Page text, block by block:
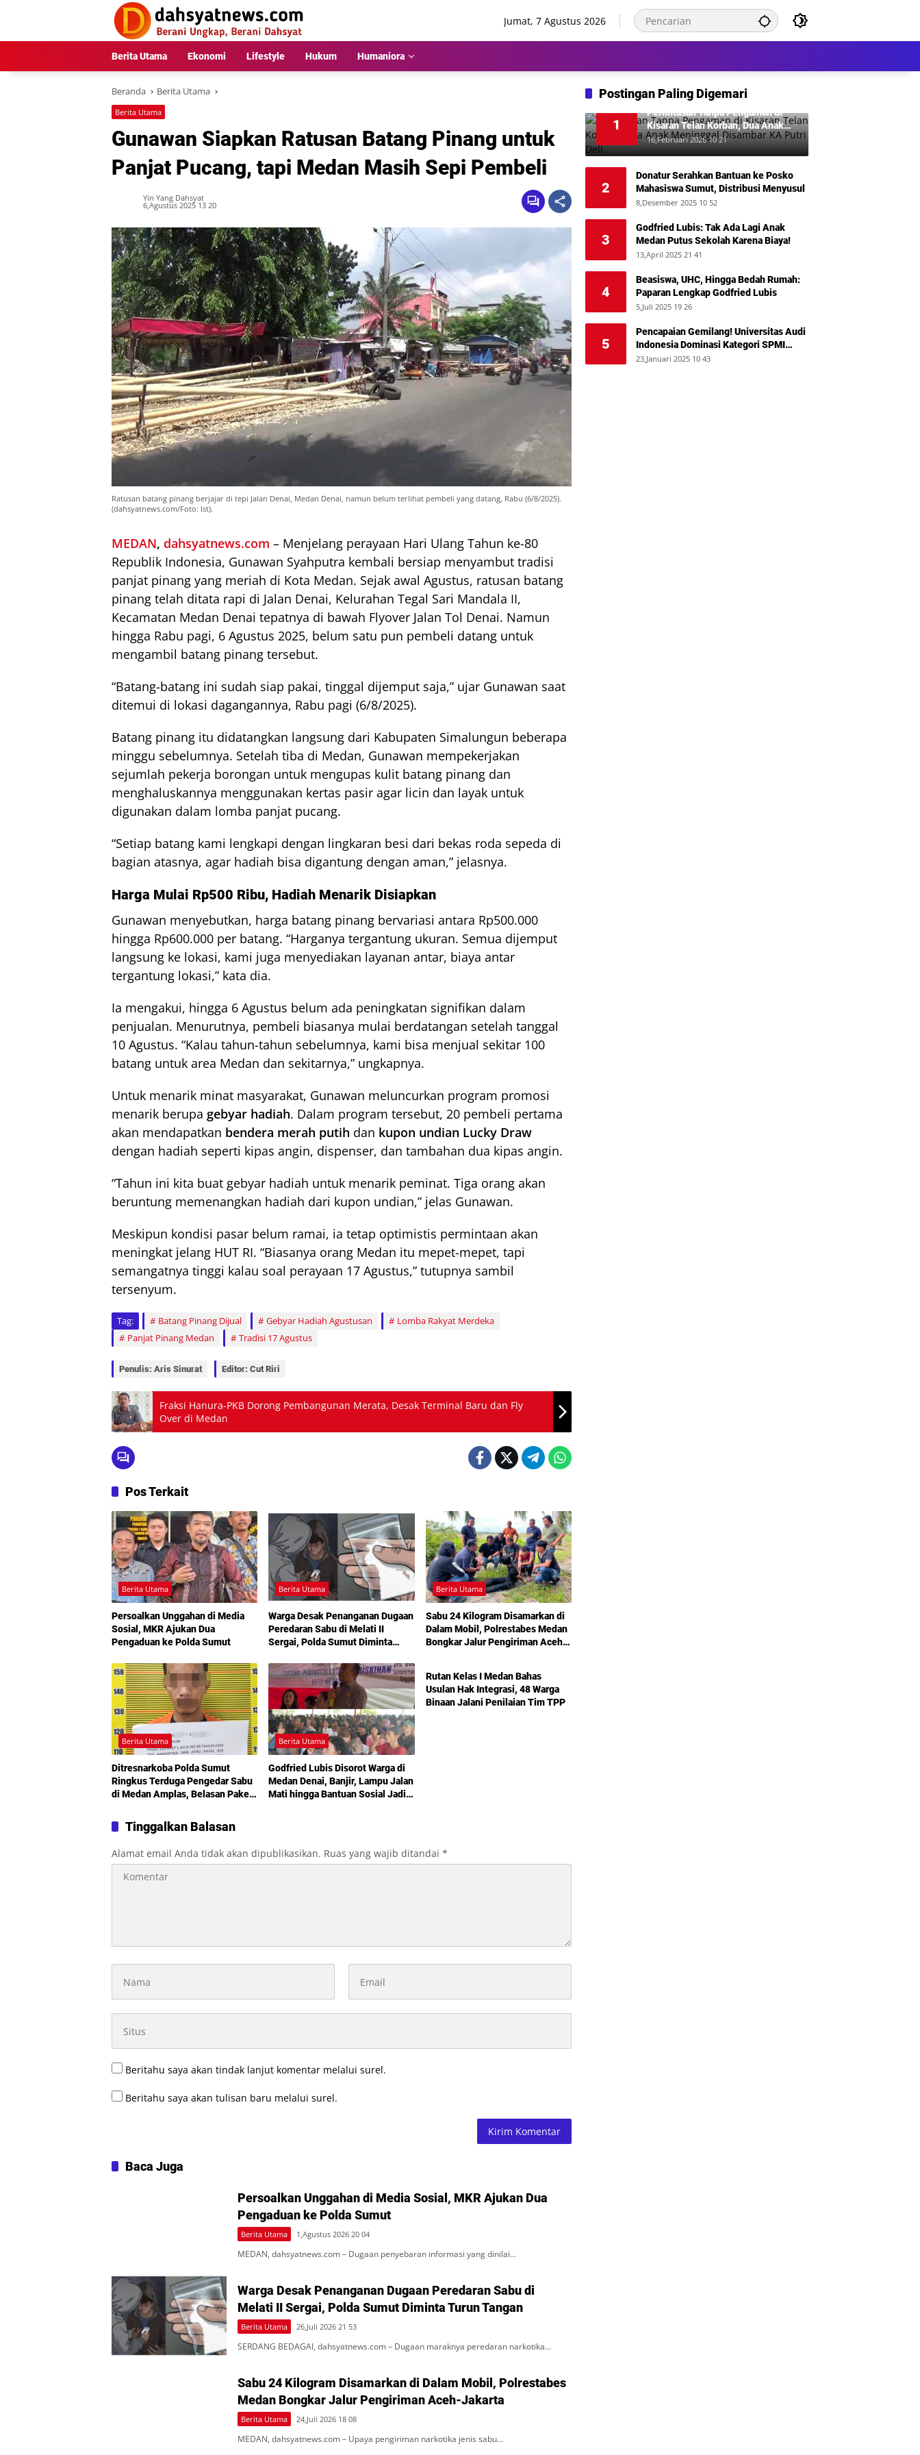
Jumat, 7 Agustus 2026
Berita Utama Ekonomi Lifestyle Hukum Humaniora
Beranda Berita Utama
Berita Utama
Gunawan Siapkan Ratusan Batang Pinang untuk
Panjat Pucang, tapi Medan Masih Sepi Pembeli
Yin Yang Dahsyat
6,Agustus 2025 13 20
Ratusan batang pinang berjajar di tepi Jalan Denai, Medan Denai, namun belum terlihat pembeli yang datang, Rabu (6/8/2025).
(dahsyatnews.com/Foto: Ist).
MEDAN, dahsyatnews.com – Menjelang perayaan Hari Ulang Tahun ke-80
Republik Indonesia, Gunawan Syahputra kembali bersiap menyambut tradisi
panjat pinang yang meriah di Kota Medan. Sejak awal Agustus, ratusan batang
pinang telah ditata rapi di Jalan Denai, Kelurahan Tegal Sari Mandala II,
Kecamatan Medan Denai tepatnya di bawah Flyover Jalan Tol Denai. Namun
hingga Rabu pagi, 6 Agustus 2025, belum satu pun pembeli datang untuk
mengambil batang pinang tersebut.
“Batang-batang ini sudah siap pakai, tinggal dijemput saja,” ujar Gunawan saat
ditemui di lokasi dagangannya, Rabu pagi (6/8/2025).
Batang pinang itu didatangkan langsung dari Kabupaten Simalungun beberapa
minggu sebelumnya. Setelah tiba di Medan, Gunawan mempekerjakan
sejumlah pekerja borongan untuk mengupas kulit batang pinang dan
menghaluskannya menggunakan kertas pasir agar licin dan layak untuk
digunakan dalam lomba panjat pucang.
“Setiap batang kami lengkapi dengan lingkaran besi dari bekas roda sepeda di
bagian atasnya, agar hadiah bisa digantung dengan aman,” jelasnya.
Harga Mulai Rp500 Ribu, Hadiah Menarik Disiapkan
Gunawan menyebutkan, harga batang pinang bervariasi antara Rp500.000
hingga Rp600.000 per batang. “Harganya tergantung ukuran. Semua dijemput
langsung ke lokasi, kami juga menyediakan layanan antar, biaya antar
tergantung lokasi,” kata dia.
Ia mengakui, hingga 6 Agustus belum ada peningkatan signifikan dalam
penjualan. Menurutnya, pembeli biasanya mulai berdatangan setelah tanggal
10 Agustus. “Kalau tahun-tahun sebelumnya, kami bisa menjual sekitar 100
batang untuk area Medan dan sekitarnya,” ungkapnya.
Untuk menarik minat masyarakat, Gunawan meluncurkan program promosi
menarik berupa gebyar hadiah. Dalam program tersebut, 20 pembeli pertama
akan mendapatkan bendera merah putih dan kupon undian Lucky Draw
dengan hadiah seperti kipas angin, dispenser, dan tambahan dua kipas angin.
“Tahun ini kita buat gebyar hadiah untuk menarik peminat. Tiga orang akan
beruntung memenangkan hadiah dari kupon undian,” jelas Gunawan.
Meskipun kondisi pasar belum ramai, ia tetap optimistis permintaan akan
meningkat jelang HUT RI. “Biasanya orang Medan itu mepet-mepet, tapi
semangatnya tinggi kalau soal perayaan 17 Agustus,” tutupnya sambil
tersenyum.
Tag: Batang Pinang Dijual Gebyar Hadiah Agustusan
Lomba Rakyat Merdeka
Panjat Pinang Medan
Tradisi 17 Agustus
Penulis: Aris Sinurat Editor: Cut Riri
Fraksi Hanura-PKB Dorong Pembangunan Merata, Desak Terminal Baru dan Fly
Over di Medan
Pos Terkait
Berita Utama
Persoalkan Unggahan di Media
Sosial, MKR Ajukan Dua
Pengaduan ke Polda Sumut
Berita Utama
Warga Desak Penanganan Dugaan
Peredaran Sabu di Melati II
Sergai, Polda Sumut Diminta
Berita Utama
Sabu 24 Kilogram Disamarkan di
Dalam Mobil, Polrestabes Medan
Bongkar Jalur Pengiriman Aceh-
Berita Utama
Ditresnarkoba Polda Sumut
Ringkus Terduga Pengedar Sabu
di Medan Amplas, Belasan Paket
Berita Utama
Godfried Lubis Disorot Warga di
Medan Denai, Banjir, Lampu Jalan
Mati hingga Bantuan Sosial Jadi
Berita Utama
Rutan Kelas I Medan Bahas
Usulan Hak Integrasi, 48 Warga
Binaan Jalani Penilaian Tim TPP
Tinggalkan Balasan
Alamat email Anda tidak akan dipublikasikan. Ruas yang wajib ditandai *
Beritahu saya akan tindak lanjut komentar melalui surel.
Beritahu saya akan tulisan baru melalui surel.
Baca Juga
Persoalkan Unggahan di Media Sosial, MKR Ajukan Dua
Pengaduan ke Polda Sumut
Berita Utama 1,Agustus 2026 20 04
MEDAN, dahsyatnews.com – Dugaan penyebaran informasi yang dinilai…
Warga Desak Penanganan Dugaan Peredaran Sabu di
Melati II Sergai, Polda Sumut Diminta Turun Tangan
Berita Utama 26,Juli 2026 21 53
SERDANG BEDAGAI, dahsyatnews.com – Dugaan maraknya peredaran narkotika…
Sabu 24 Kilogram Disamarkan di Dalam Mobil, Polrestabes
Medan Bongkar Jalur Pengiriman Aceh-Jakarta
Berita Utama 24,Juli 2026 18 08
MEDAN, dahsyatnews.com – Upaya pengiriman narkotika jenis sabu…
Postingan Paling Digemari
1
Perlintasan Tanpa Pengaman di
Kisaran Telan Korban, Dua Anak
Meninggal Disambar KA Putri Deli
16,Februari 2026 10 21
2
Donatur Serahkan Bantuan ke Posko
Mahasiswa Sumut, Distribusi Menyusul
8,Desember 2025 10 52
3
Godfried Lubis: Tak Ada Lagi Anak
Medan Putus Sekolah Karena Biaya!
13,April 2025 21 41
4
Beasiswa, UHC, Hingga Bedah Rumah:
Paparan Lengkap Godfried Lubis
5,Juli 2025 19 26
5
Pencapaian Gemilang! Universitas Audi
Indonesia Dominasi Kategori SPMI
Terbaik 2024
23,Januari 2025 10 43